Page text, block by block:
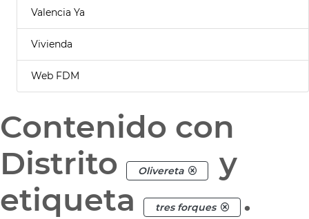
Valencia Ya
Vivienda
Web FDM
Contenido con
Distrito
Olivereta
y
etiqueta
tres forques .